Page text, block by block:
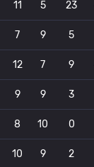
11 5 23
7 9 5
12 7 9
9 9 3
8 10 0
10 9 2